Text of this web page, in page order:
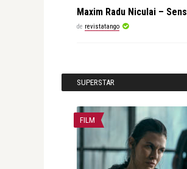
Maxim Radu Niculai – Sens
de revistatango
SUPERSTAR
FILM